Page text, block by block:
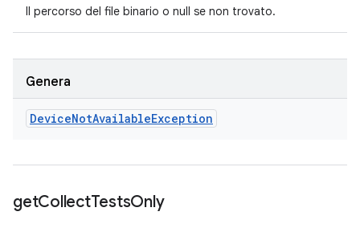
Il percorso del file binario o null se non trovato.
Genera
DeviceNotAvailableException
getCollectTestsOnly